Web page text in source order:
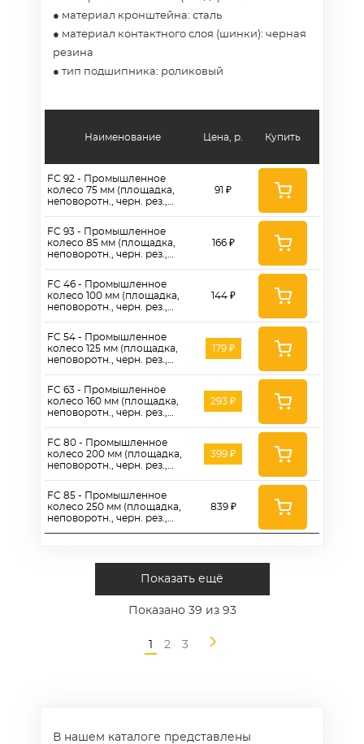
● материал кронштейна: сталь
● материал контактного слоя (шинки): черная
резина
● тип подшипника: роликовый
Наименование
FC 92 - Промышленное
колесо 75 мм (площадка,
неповоротн., черн. рез.,
FC 93 - Промышленное
колесо 85 мм (площадка,
неповоротн., черн. рез.,
FC 46 - Промышленное
колесо 100 мм (площадка,
неповоротн., черн. рез.,
FC 54 - Промышленное
колесо 125 мм (площадка,
неповоротн., черн. рез.,
FC 63 - Промышленное
колесо 160 мм (площадка,
неповоротн., черн. рез.,
FC 80 - Промышленное
колесо 200 мм (площадка,
неповоротн., черн. рез.,
FC 85 - Промышленное
колесо 250 мм (площадка,
неповоротн., черн. рез.,
Цена, р.
91 ₽
166 ₽
144 ₽
179 ₽
293 ₽
399 ₽
839 ₽
Купить
Показать ещё
Показано 39 из 93
2 3
В нашем каталоге представлены